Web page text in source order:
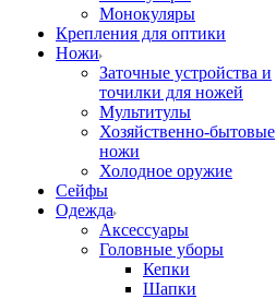
Монокуляры
Крепления для оптики
Ножи
Заточные устройства и
точилки для ножей
Мультитулы
Хозяйственно-бытовые
ножи
Холодное оружие
Сейфы
Одежда
Аксессуары
Головные уборы
Кепки
Шапки